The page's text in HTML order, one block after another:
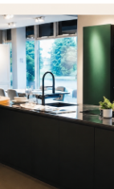
collezione di
bagno a
il modello
cromie per le
bagno a
alla
questo e i
che
una volta